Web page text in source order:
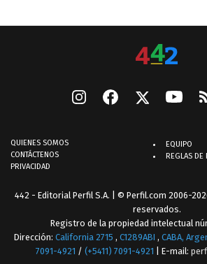
QUIENES SOMOS
CONTÁCTENOS
PRIVACIDAD
EQUIPO
REGLAS DE
442 - Editorial Perfil S.A. | © Perfil.com 2006-
reservados.
Registro de la propiedad intelectual
Dirección: California 2715 , C1289ABI , CABA,
7091-4921 / (+5411) 7091-4921 | E-mail: